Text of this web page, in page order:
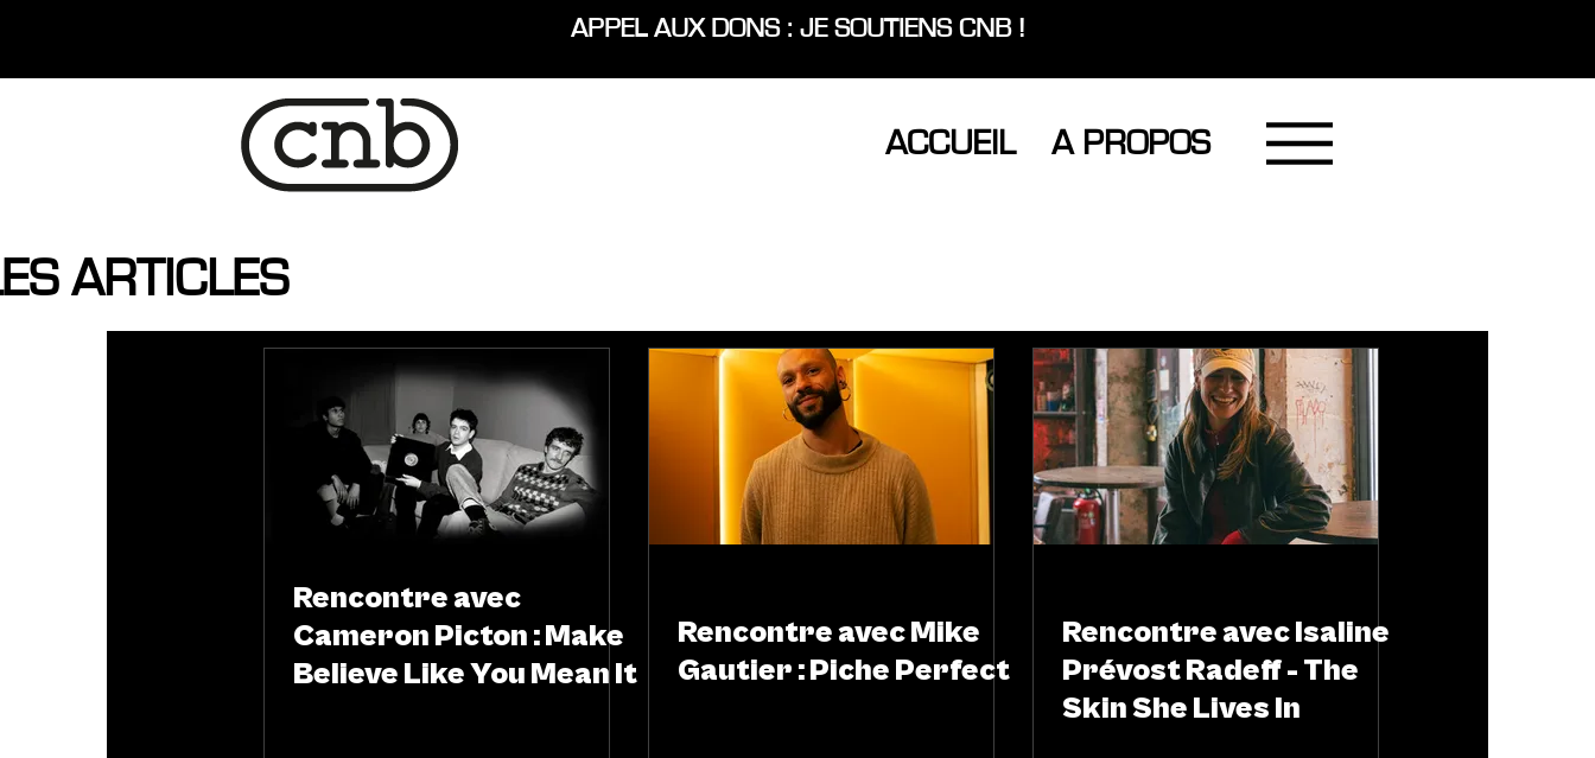
APPEL AUX DONS : JE SOUTIENS CNB !
ACCUEIL A PROPOS
ARTICLES
Rencontre avec
Cameron Picton : Make
Believe Like You Mean It
Rencontre avec Mike
Gautier : Piche Perfect
Rencontre avec Isaline
Prévost Radeff - The
Skin She Lives In